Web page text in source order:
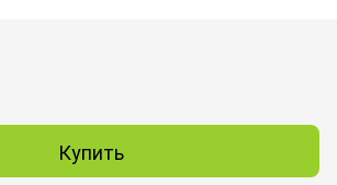
Купить